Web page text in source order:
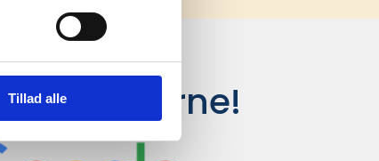
Tillad alle kunderne!